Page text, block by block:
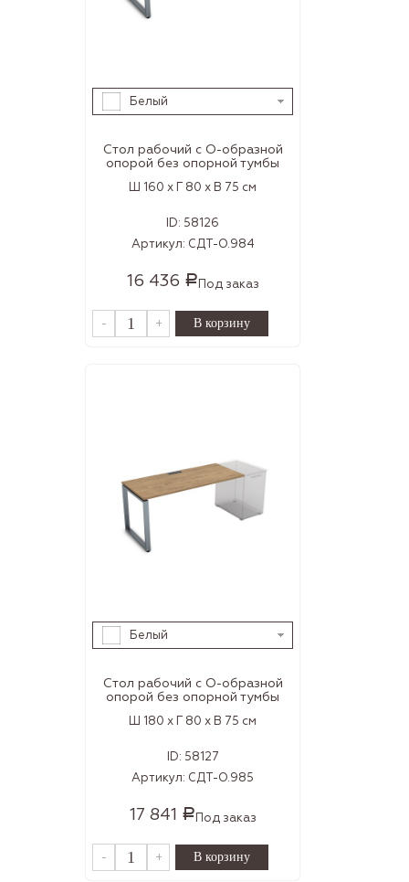
Белый
Стол рабочий с О-образной
опорой без опорной тумбы
Ш 160 x Г 80 x В 75 см
ID: 58126
Артикул: СДТ-О.984
16 436 РПод заказ
- +
Белый
Стол рабочий с О-образной
опорой без опорной тумбы
Ш 180 x Г 80 x В 75 см
ID: 58127
Артикул: СДТ-О.985
17 841 РПод заказ
- +